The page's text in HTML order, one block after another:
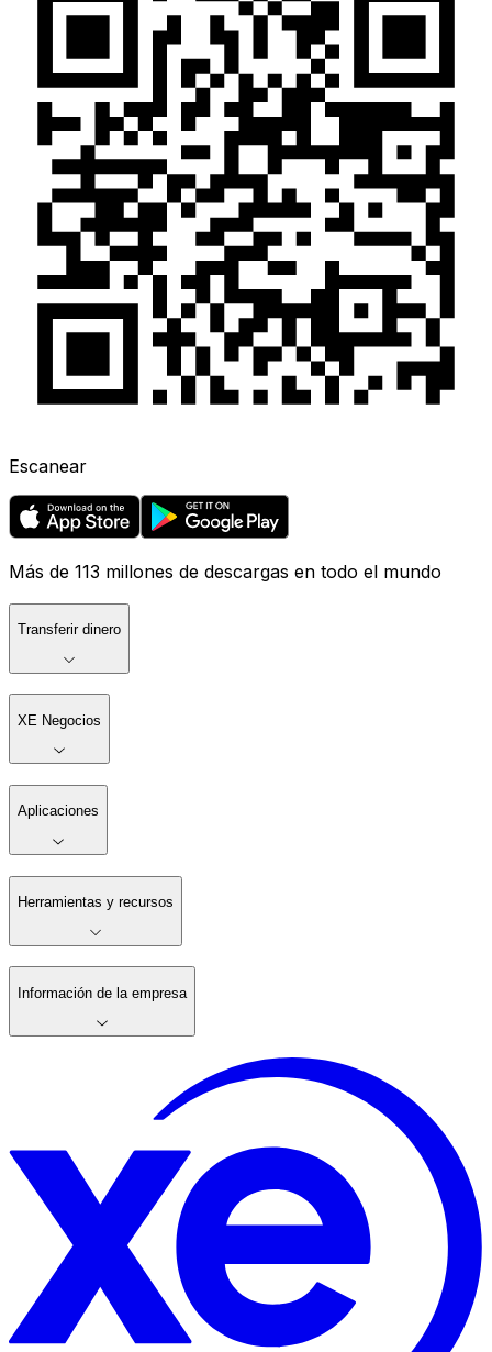
Escanear
Más de 113 millones de descargas en todo el mundo
Transferir dinero
XE Negocios
Aplicaciones
Herramientas y recursos
Información de la empresa